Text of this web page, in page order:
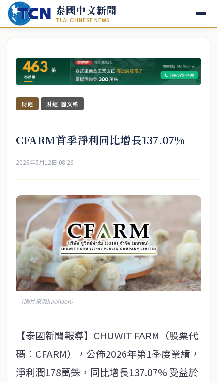
泰國中文新聞
THAI CHINESE NEWS
財經 財經_圖文稿
CFARM首季淨利同比增長137.07%
2026年5月12日 08:26
（圖片來源kaohoon）
【泰國新聞報導】CHUWIT FARM（股票代
碼：CFARM），公佈2026年第1季度業績，
淨利潤178萬銖，同比增長137.07% 受益於